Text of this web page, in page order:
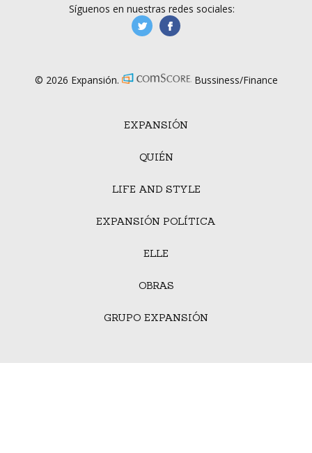
EXPANSIÓN
QUIÉN
LIFE AND STYLE
EXPANSIÓN POLÍTICA
ELLE
OBRAS
GRUPO EXPANSIÓN
Síguenos en nuestras redes sociales:
manufacturaGE
© 2026 Expansión. Bussiness/Finance